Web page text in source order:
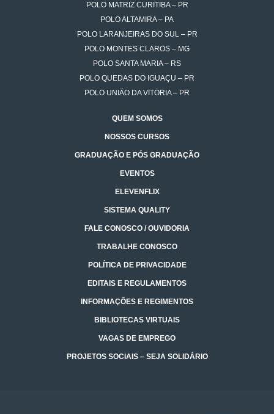
POLO MATRIZ CURITIBA – PR
POLO ALTAMIRA – PA
POLO LARANJEIRAS DO SUL – PR
POLO MONTES CLAROS – MG
POLO SANTA MARIA – RS
POLO QUEDAS DO IGUAÇU – PR
POLO UNIÃO DA VITÓRIA – PR
QUEM SOMOS
NOSSOS CURSOS
GRADUAÇÃO E PÓS GRADUAÇÃO
EVENTOS
ELEVENFLIX
SISTEMA QUALITY
FALE CONOSCO / OUVIDORIA
TRABALHE CONOSCO
POLÍTICA DE PRIVACIDADE
EDITAIS E REGULAMENTOS
INFORMAÇÕES E REGIMENTOS
BIBLIOTECAS VIRTUAIS
VAGAS DE EMPREGO
PROJETOS SOCIAIS – SEJA SOLIDÁRIO